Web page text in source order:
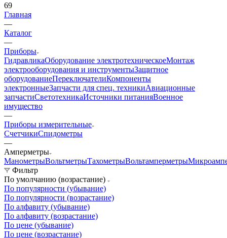
69
Главная
—
Каталог
—
Приборы
ГидравликаОборудование электротехническоеМонтаж
электрооборудования и инструментыЗащитное
оборудованиеПереключателиКомпоненты
электронныеЗапчасти для спец. техникиАвиационные
запчастиСветотехникаИсточники питанияВоенное
имущество
—
Приборы измерительные
СчетчикиСпидометры
—
Амперметры
МанометрыВольтметрыТахометрыВольтамперметры
Фильтр
По умолчанию (возрастание)
По популярности (убывание)
По популярности (возрастание)
По алфавиту (убывание)
По алфавиту (возрастание)
По цене (убывание)
По цене (возрастание)